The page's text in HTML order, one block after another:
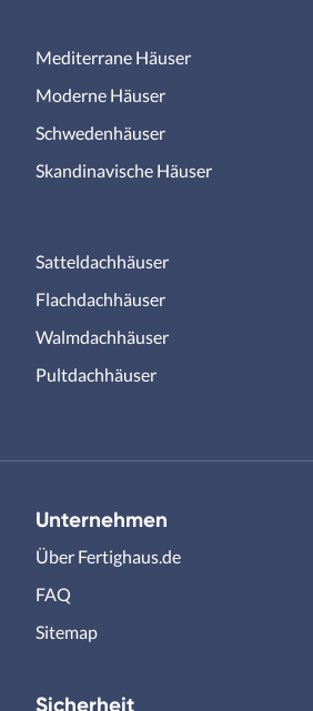
Mediterrane Häuser
Moderne Häuser
Schwedenhäuser
Skandinavische Häuser
Satteldachhäuser
Flachdachhäuser
Walmdachhäuser
Pultdachhäuser
Unternehmen
Über Fertighaus.de
FAQ
Sitemap
Sicherheit